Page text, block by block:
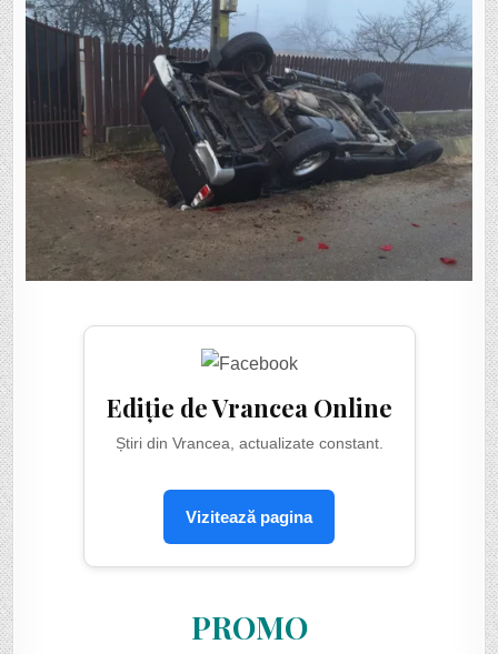
Ediție de Vrancea Online
Știri din Vrancea, actualizate constant.
Vizitează pagina
PROMO